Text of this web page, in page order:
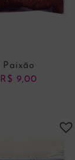
Paixão
R$ 9,00